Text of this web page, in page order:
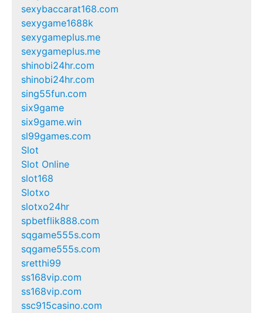
sexybaccarat168.com
sexygame1688k
sexygameplus.me
sexygameplus.me
shinobi24hr.com
shinobi24hr.com
sing55fun.com
six9game
six9game.win
sl99games.com
Slot
Slot Online
slot168
Slotxo
slotxo24hr
spbetflik888.com
sqgame555s.com
sqgame555s.com
sretthi99
ss168vip.com
ss168vip.com
ssc915casino.com